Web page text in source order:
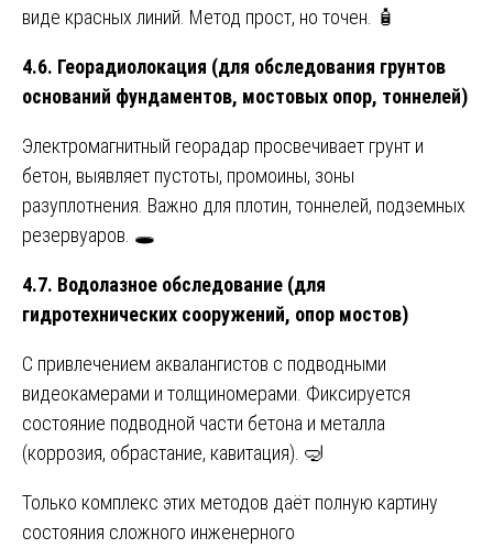
виде красных линий. Метод прост, но точен. 🧴
4.6. Георадиолокация (для обследования грунтов
оснований фундаментов, мостовых опор, тоннелей)
Электромагнитный георадар просвечивает грунт и
бетон, выявляет пустоты, промоины, зоны
разуплотнения. Важно для плотин, тоннелей, подземных
резервуаров. 🕳️
4.7. Водолазное обследование (для
гидротехнических сооружений, опор мостов)
С привлечением аквалангистов с подводными
видеокамерами и толщиномерами. Фиксируется
состояние подводной части бетона и металла
(коррозия, обрастание, кавитация). 🤿
Только комплекс этих методов даёт полную картину
состояния сложного инженерного